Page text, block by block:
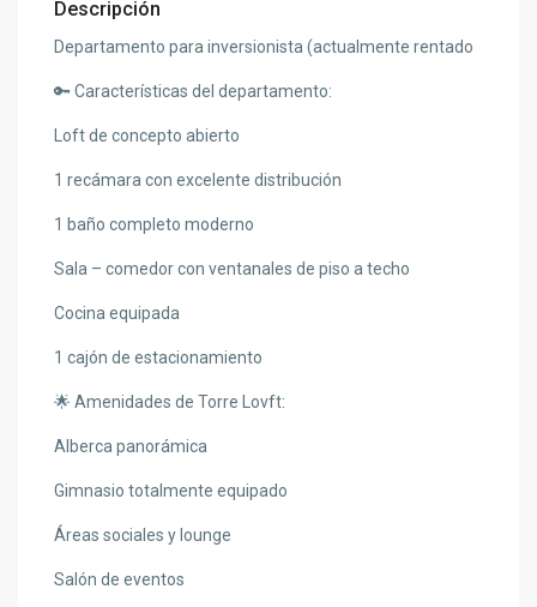
Descripción
Departamento para inversionista (actualmente rentado
🔑 Características del departamento:
Loft de concepto abierto
1 recámara con excelente distribución
1 baño completo moderno
Sala – comedor con ventanales de piso a techo
Cocina equipada
1 cajón de estacionamiento
🌟 Amenidades de Torre Lovft:
Alberca panorámica
Gimnasio totalmente equipado
Áreas sociales y lounge
Salón de eventos